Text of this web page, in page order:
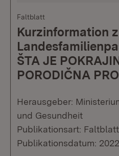
Faltblatt
Kurzinformation
ŠTA JE
PORODIČNA
Herausgeber:
und Gesundheit
Publikationsart: Faltblatt
Publikationsdatum: 2022